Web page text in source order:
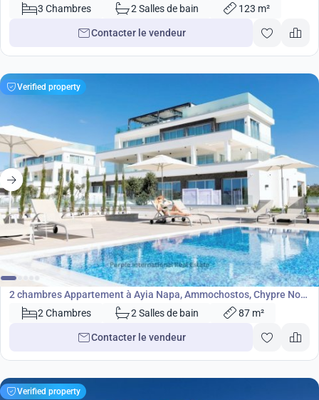
361613 Chambres 2 Salles de bain 123 m²
Contacter le vendeur
Verified property
€625 000
Appartement
2 chambres Appartement à Ayia Napa, Ammochostos, Chypre No.
363422 Chambres 2 Salles de bain 87 m²
Contacter le vendeur
Verified property